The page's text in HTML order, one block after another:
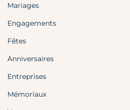
Mariages
Engagements
Fêtes
Anniversaires
Entreprises
Mémoriaux